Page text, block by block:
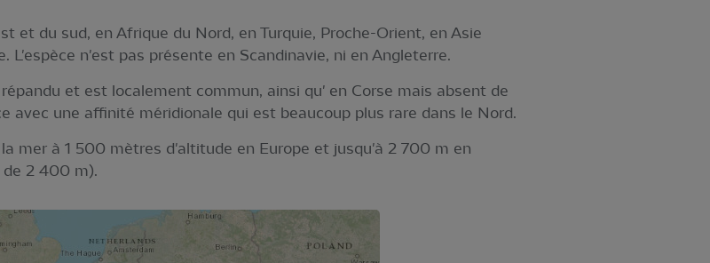
et du sud, en Afrique du Nord, en Turquie, Proche-Orient, en Asie
L'espèce n'est pas présente en Scandinavie, ni en Angleterre.
et est localement commun, ainsi qu' en Corse mais absent de
avec une affinité méridionale qui est beaucoup plus rare dans le Nord.
mer à 1 500 mètres d'altitude en Europe et jusqu'à 2 700 m en
de 2 400 m).